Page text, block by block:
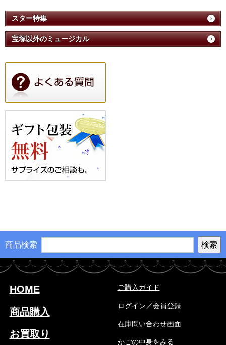
スター特集
宝塚以外のミュージカル
商品検索
HOME
商品購入
お買取り
ご購入ガイド
ログイン／会員登録
在庫問い合わせ画面
かごの中身をみる